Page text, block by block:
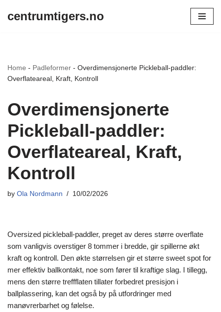
centrumtigers.no
Home - Padleformer - Overdimensjonerte Pickleball-paddler:
Overflateareal, Kraft, Kontroll
Overdimensjonerte
Pickleball-paddler:
Overflateareal, Kraft,
Kontroll
by Ola Nordmann 10/02/2026
Oversized pickleball-paddler, preget av deres større overflate
som vanligvis overstiger 8 tommer i bredde, gir spillerne økt
kraft og kontroll. Den økte størrelsen gir et større sweet spot for
mer effektiv ballkontakt, noe som fører til kraftige slag. I tillegg,
mens den større treffflaten tillater forbedret presisjon i
ballplassering, kan det også by på utfordringer med
manøvrerbarhet og følelse.